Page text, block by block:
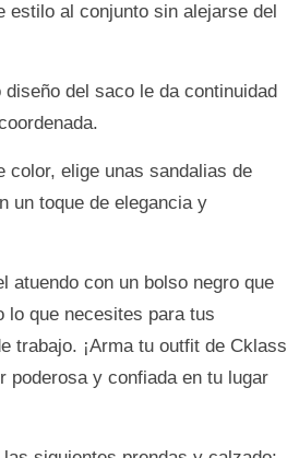
estilo al conjunto sin alejarse del
del saco le da continuidad
color, elige unas sandalias de
un toque de elegancia y
atuendo con un bolso negro que
lo que necesites para tus
trabajo. ¡Arma tu outfit de Cklass
poderosa y confiada en tu lugar